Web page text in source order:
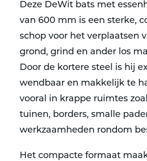
Deze DeWit bats met
van 600 mm is een sterke,
schop voor het verplaatsen
grond, grind en ander los
Door de kortere steel is hij
wendbaar en makkelijk te
vooral in krappe ruimtes
tuinen, borders, smalle
werkzaamheden rondom
Het compacte formaat